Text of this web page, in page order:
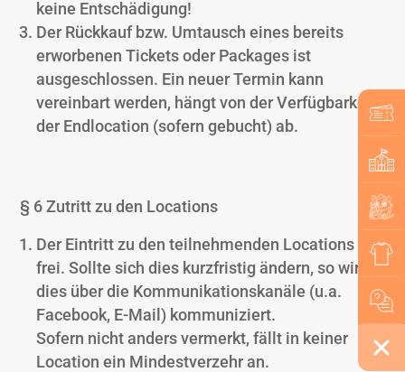
keine Entschädigung!
Der Rückkauf bzw. Umtausch eines bereits
erworbenen Tickets oder Packages ist
ausgeschlossen. Ein neuer Termin kann
vereinbart werden, hängt von der Verfügbarkeit
der Endlocation (sofern gebucht) ab.
§ 6 Zutritt zu den Locations
Der Eintritt zu den teilnehmenden Locations ist
frei. Sollte sich dies kurzfristig ändern, so wird
dies über die Kommunikationskanäle (u.a.
Facebook, E-Mail) kommuniziert.
Sofern nicht anders vermerkt, fällt in keiner
Location ein Mindestverzehr an.